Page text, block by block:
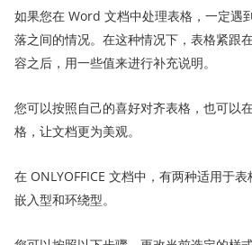
如果您在 Word 文档中处理表格，一定遇
落之间的情况。在这种情况下，表格紧跟
容之后，用一些值来进行补充说明。
您可以按照自己的喜好对齐表格，也可以
格，让文档更为美观。
在 ONLYOFFICE 文档中，有两种适用于
嵌入型和环绕型。